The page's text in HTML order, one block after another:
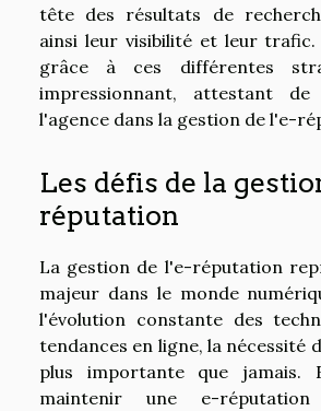
tête des résultats de
ainsi leur visibilité et leur trafic.
grâce à ces différentes
impressionnant, attestant
l'agence dans la gestion de l'e-
Les défis de la
réputation
La gestion de l'e-réputation
majeur dans le monde
l'évolution constante des
tendances en ligne, la nécessité
plus importante que jamais.
maintenir une e-